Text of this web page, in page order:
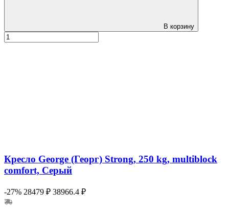
В корзину
Кресло George (Георг) Strong, 250 kg, multiblock
comfort, Серый
-27% 28479 ₽ 38966.4 ₽